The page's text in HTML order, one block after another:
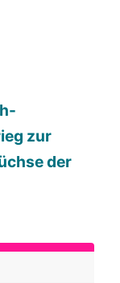
zur
der